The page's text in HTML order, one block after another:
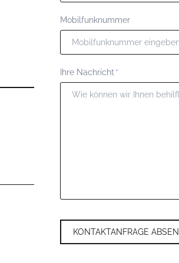
Mobilfunknummer
Pflichtfeld
Ihre Nachricht*
KONTAKTANFRAGE